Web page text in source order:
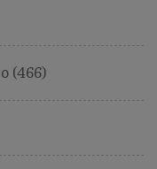
(466)